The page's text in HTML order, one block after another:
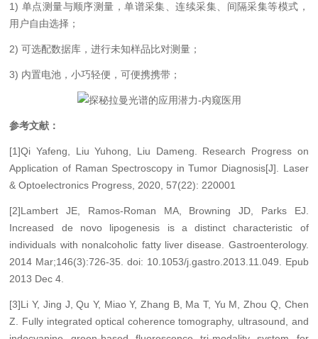
1) 单点测量与顺序测量，单谱采集、连续采集、间隔采集等模式，
用户自由选择；
2) 可选配数据库，进行未知样品比对测量；
3) 内置电池，小巧轻便，可便携携带；
参考文献：
[1]Qi Yafeng, Liu Yuhong, Liu Dameng. Research Progress on
Application of Raman Spectroscopy in Tumor Diagnosis[J]. Laser
& Optoelectronics Progress, 2020, 57(22): 220001
[2]Lambert JE, Ramos-Roman MA, Browning JD, Parks EJ.
Increased de novo lipogenesis is a distinct characteristic of
individuals with nonalcoholic fatty liver disease. Gastroenterology.
2014 Mar;146(3):726-35. doi: 10.1053/j.gastro.2013.11.049. Epub
2013 Dec 4.
[3]Li Y, Jing J, Qu Y, Miao Y, Zhang B, Ma T, Yu M, Zhou Q, Chen
Z. Fully integrated optical coherence tomography, ultrasound, and